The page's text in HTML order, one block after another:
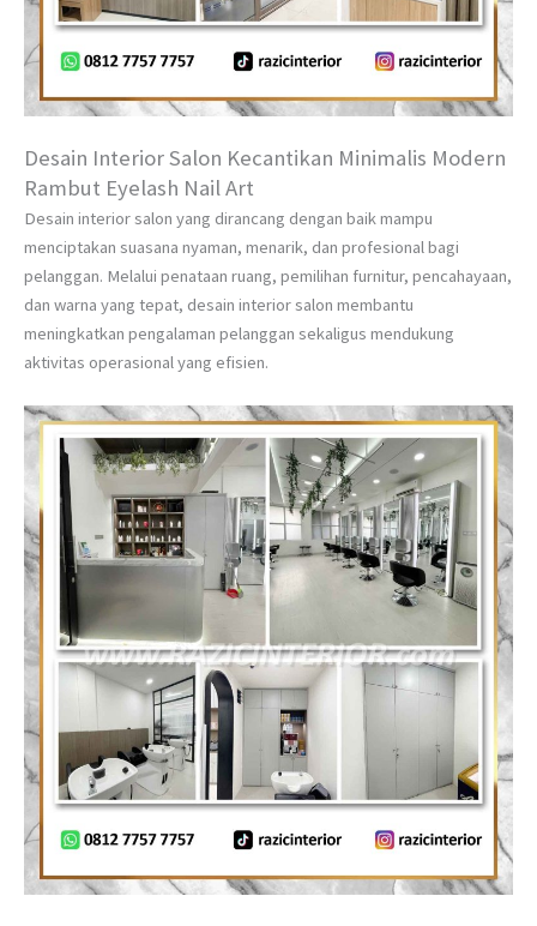
Desain Interior Salon Kecantikan Minimalis Modern
Rambut Eyelash Nail Art
Desain interior salon yang dirancang dengan baik mampu
menciptakan suasana nyaman, menarik, dan profesional bagi
pelanggan. Melalui penataan ruang, pemilihan furnitur, pencahayaan,
dan warna yang tepat, desain interior salon membantu
meningkatkan pengalaman pelanggan sekaligus mendukung
aktivitas operasional yang efisien.